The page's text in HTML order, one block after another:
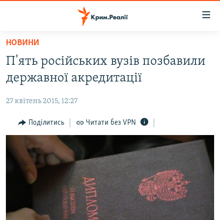
Перейти
основного
матеріалу
Перейти
до
навігації
Перейти
пошуку
НОВИНИ
ВОДА.КРИМ
ВІДЕО ТА ФОТО
ПОЛІТИКА
БЛОГИ
ПОГЛЯД
ІНТЕРВ'Ю
ВСЕ ЗА ДЕНЬ
СПЕЦПРОЕКТИ
ДЕПОРТАЦІЯ
ЯК ОБІЙТИ БЛОКУВАННЯ
НОВИНИ
П'ять російських вузів позбавили
державної акредитації
27 квітень 2015, 12:27
Поділитись Читати без VPN